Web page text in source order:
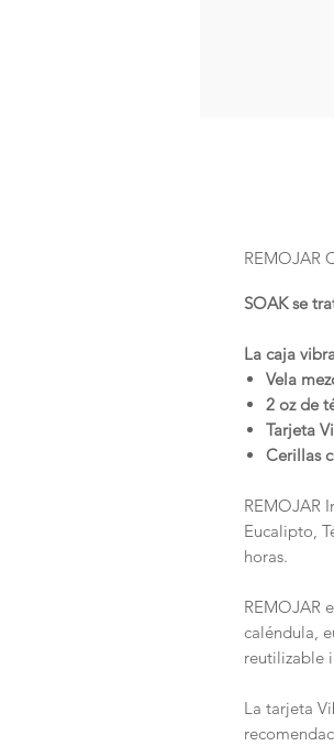
REMOJAR
SOAK se
La caja
Vela
2 oz de
Tarjeta
Cerillas
REMOJAR
Eucalipto,
horas.
REMOJAR
caléndula,
reutilizable
La tarjeta